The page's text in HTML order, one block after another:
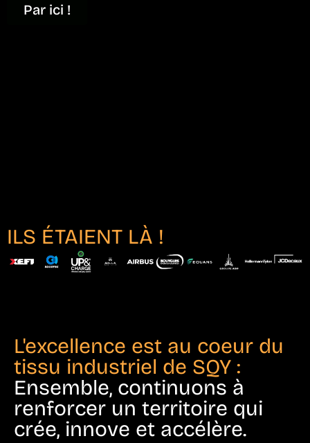
Par ici !
ILS ÉTAIENT LÀ !
L'excellence est au coeur du
tissu industriel de SQY :
Ensemble, continuons à
renforcer un territoire qui
crée, innove et accélère.